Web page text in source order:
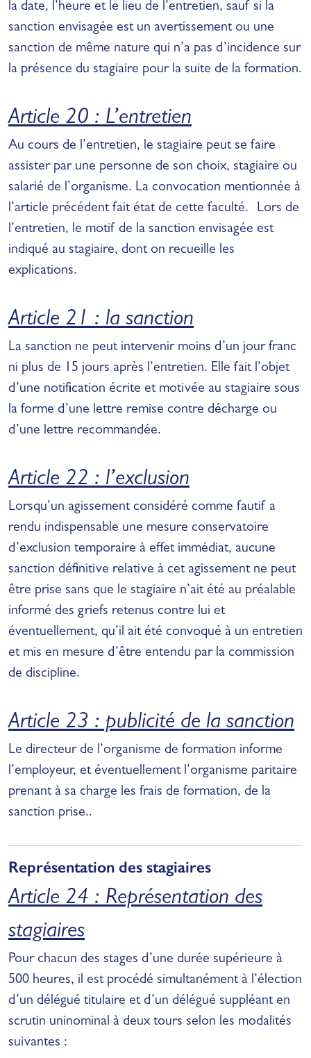
la date, l’heure et le lieu de l’entretien, sauf si la
sanction envisagée est un avertissement ou une
sanction de même nature qui n’a pas d’incidence sur
la présence du stagiaire pour la suite de la formation.
Article 20 : L’entretien
Au cours de l’entretien, le stagiaire peut se faire
assister par une personne de son choix, stagiaire ou
salarié de l’organisme. La convocation mentionnée à
l’article précédent fait état de cette faculté. Lors de
l’entretien, le motif de la sanction envisagée est
indiqué au stagiaire, dont on recueille les
explications.
Article 21 : la sanction
La sanction ne peut intervenir moins d’un jour franc
ni plus de 15 jours après l’entretien. Elle fait l’objet
d’une notification écrite et motivée au stagiaire sous
la forme d’une lettre remise contre décharge ou
d’une lettre recommandée.
Article 22 : l’exclusion
Lorsqu’un agissement considéré comme fautif a
rendu indispensable une mesure conservatoire
d’exclusion temporaire à effet immédiat, aucune
sanction définitive relative à cet agissement ne peut
être prise sans que le stagiaire n’ait été au préalable
informé des griefs retenus contre lui et
éventuellement, qu’il ait été convoqué à un entretien
et mis en mesure d’être entendu par la commission
de discipline.
Article 23 : publicité de la sanction
Le directeur de l’organisme de formation informe
l’employeur, et éventuellement l’organisme paritaire
prenant à sa charge les frais de formation, de la
sanction prise..
Représentation des stagiaires
Article 24 : Représentation des
stagiaires
Pour chacun des stages d’une durée supérieure à
500 heures, il est procédé simultanément à l’élection
d’un délégué titulaire et d’un délégué suppléant en
scrutin uninominal à deux tours selon les modalités
suivantes :